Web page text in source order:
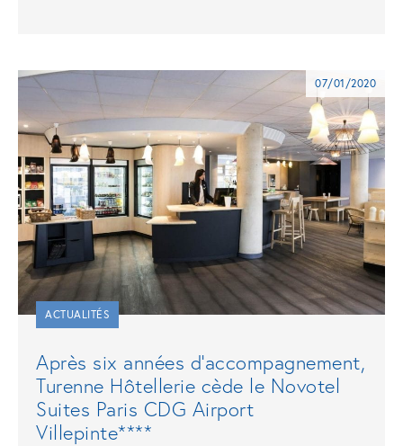
07/01/2020
ACTUALITÉS
Après six années d’accompagnement,
Turenne Hôtellerie cède le Novotel
Suites Paris CDG Airport
Villepinte****